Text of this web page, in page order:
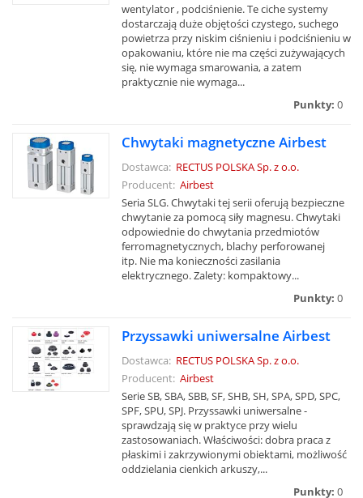
wentylator , podciśnienie. Te ciche systemy
dostarczają duże objętości czystego, suchego
powietrza przy niskim ciśnieniu i podciśnieniu w
opakowaniu, które nie ma części zużywających
się, nie wymaga smarowania, a zatem
praktycznie nie wymaga...
Punkty: 0
Chwytaki magnetyczne Airbest
Dostawca: RECTUS POLSKA Sp. z o.o.
Producent: Airbest
Seria SLG. Chwytaki tej serii oferują bezpieczne
chwytanie za pomocą siły magnesu. Chwytaki
odpowiednie do chwytania przedmiotów
ferromagnetycznych, blachy perforowanej
itp. Nie ma konieczności zasilania
elektrycznego. Zalety: kompaktowy...
Punkty: 0
Przyssawki uniwersalne Airbest
Dostawca: RECTUS POLSKA Sp. z o.o.
Producent: Airbest
Serie SB, SBA, SBB, SF, SHB, SH, SPA, SPD, SPC,
SPF, SPU, SPJ. Przyssawki uniwersalne -
sprawdzają się w praktyce przy wielu
zastosowaniach. Właściwości: dobra praca z
płaskimi i zakrzywionymi obiektami, możliwość
oddzielania cienkich arkuszy,...
Punkty: 0